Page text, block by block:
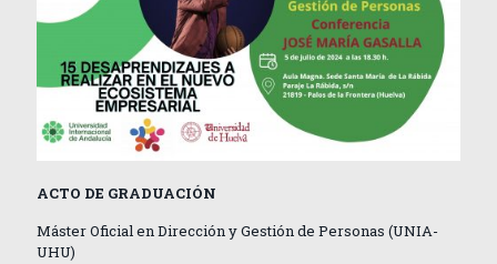
ACTO DE GRADUACIÓN
Máster Oficial en Dirección yGestión de Personas (UNIA-
UHU)